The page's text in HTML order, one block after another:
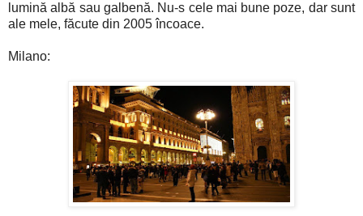
lumină albă sau galbenă. Nu-s cele mai bune poze, dar sunt
ale mele, făcute din 2005 încoace.
Milano: